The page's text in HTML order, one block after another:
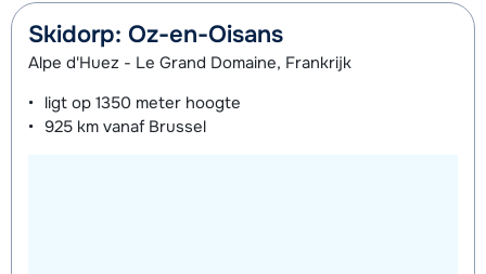
Skidorp: Oz-en-Oisans
Alpe d'Huez - Le Grand Domaine, Frankrijk
ligt op 1350 meter hoogte
925 km vanaf Brussel